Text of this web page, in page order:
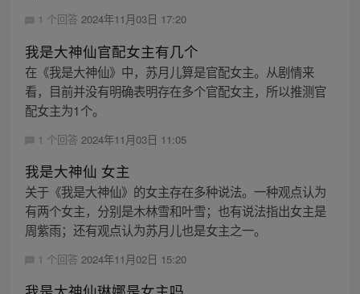
1 个回答 2024年11月03日 17:20
我是大神仙官配女主有几个
在《我是大神仙》中，苏月儿算是官配女主。从剧情来
看，目前并没有明确表明存在多个官配女主，所以推测官
配女主为1个。
1 个回答 2024年11月03日 11:05
我是大神仙 女主
关于《我是大神仙》的女主存在多种说法。一种观点认为
有两个女主，分别是木林雪和叶雪；也有说法指出女主是
周紫雨；还有观点认为苏月儿也是女主之一。
1 个回答 2024年11月02日 15:20